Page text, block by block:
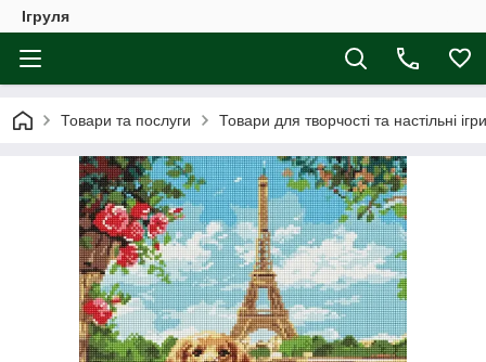
Ігруля
Товари та послуги Товари для творчості та настільні ігри